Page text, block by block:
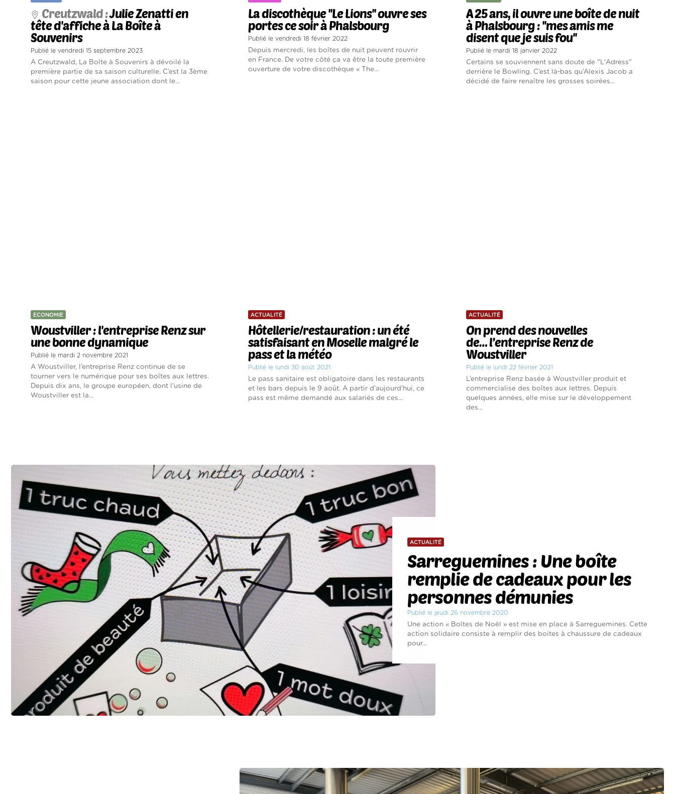
Creutzwald :Julie Zenatti en
tête d'affiche à La Boîte à
Souvenirs
Publié le vendredi 15 septembre 2023
A Creutzwald, La Boîte à Souvenirs à dévoilé la
première partie de sa saison culturelle. C’est la 3ème
saison pour cette jeune association dont le...
La discothèque ''Le Lions'' ouvre ses
portes ce soir à Phalsbourg
Publié le vendredi 18 février 2022
Depuis mercredi, les boîtes de nuit peuvent rouvrir
en France. De votre côté ça va être la toute première
ouverture de votre discothèque « The...
A 25 ans, il ouvre une boîte de nuit
à Phalsbourg : ''mes amis me
disent que je suis fou''
Publié le mardi 18 janvier 2022
Certains se souviennent sans doute de "L'Adress"
derrière le Bowling. C’est là-bas qu’Alexis Jacob a
décidé de faire renaître les grosses soirées...
ECONOMIE
Woustviller : l'entreprise Renz sur
une bonne dynamique
Publié le mardi 2 novembre 2021
A Woustviller, l’entreprise Renz continue de se
tourner vers le numérique pour ses boîtes aux lettres.
Depuis dix ans, le groupe européen, dont l'usine de
Woustviller est la...
ACTUALITÉ
Hôtellerie/restauration : un été
satisfaisant en Moselle malgré le
pass et la météo
Publié le lundi 30 août 2021
Le pass sanitaire est obligatoire dans les restaurants
et les bars depuis le 9 août. A partir d’aujourd’hui, ce
pass est même demandé aux salariés de ces...
ACTUALITÉ
On prend des nouvelles
de… l’entreprise Renz de
Woustviller
Publié le lundi 22 février 2021
L’entreprise Renz basée à Woustviller produit et
commercialise des boîtes aux lettres. Depuis
quelques années, elle mise sur le développement
des...
ACTUALITÉ
Sarreguemines : Une boîte
remplie de cadeaux pour les
personnes démunies
Publié le jeudi 26 novembre 2020
Une action « Boîtes de Noël » est mise en place à Sarreguemines. Cette
action solidaire consiste à remplir des boites à chaussure de cadeaux
pour...